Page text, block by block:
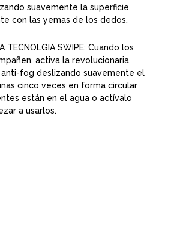
suavemente la superficie
con las yemas de los dedos.
TECNOLGIA SWIPE: Cuando los
activa la revolucionaria
fog deslizando suavemente el
cinco veces en forma circular
están en el agua o actívalo
a usarlos.